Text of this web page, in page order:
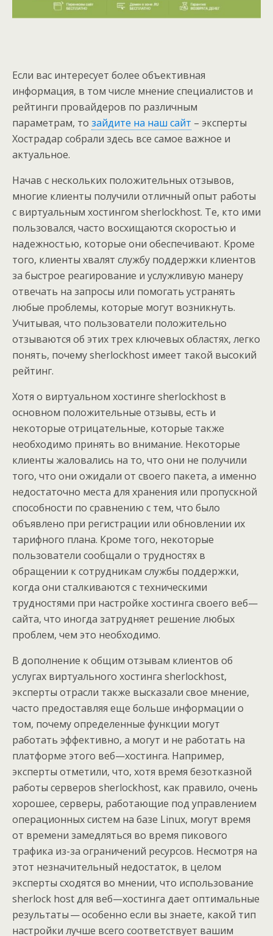
Если вас интересует более объективная
информация, в том числе мнение специалистов и
рейтинги провайдеров по различным
параметрам, то зайдите на наш сайт – эксперты
Хострадар собрали здесь все самое важное и
актуальное.
Начав с нескольких положительных отзывов,
многие клиенты получили отличный опыт работы
с виртуальным хостингом sherlockhost. Те, кто ими
пользовался, часто восхищаются скоростью и
надежностью, которые они обеспечивают. Кроме
того, клиенты хвалят службу поддержки клиентов
за быстрое реагирование и услужливую манеру
отвечать на запросы или помогать устранять
любые проблемы, которые могут возникнуть.
Учитывая, что пользователи положительно
отзываются об этих трех ключевых областях, легко
понять, почему sherlockhost имеет такой высокий
рейтинг.
Хотя о виртуальном хостинге sherlockhost в
основном положительные отзывы, есть и
некоторые отрицательные, которые также
необходимо принять во внимание. Некоторые
клиенты жаловались на то, что они не получили
того, что они ожидали от своего пакета, а именно
недостаточно места для хранения или пропускной
способности по сравнению с тем, что было
объявлено при регистрации или обновлении их
тарифного плана. Кроме того, некоторые
пользователи сообщали о трудностях в
обращении к сотрудникам службы поддержки,
когда они сталкиваются с техническими
трудностями при настройке хостинга своего веб—
сайта, что иногда затрудняет решение любых
проблем, чем это необходимо.
В дополнение к общим отзывам клиентов об
услугах виртуального хостинга sherlockhost,
эксперты отрасли также высказали свое мнение,
часто предоставляя еще больше информации о
том, почему определенные функции могут
работать эффективно, а могут и не работать на
платформе этого веб—хостинга. Например,
эксперты отметили, что, хотя время безотказной
работы серверов sherlockhost, как правило, очень
хорошее, серверы, работающие под управлением
операционных систем на базе Linux, могут время
от времени замедляться во время пикового
трафика из-за ограничений ресурсов. Несмотря на
этот незначительный недостаток, в целом
эксперты сходятся во мнении, что использование
sherlock host для веб—хостинга дает оптимальные
результаты — особенно если вы знаете, какой тип
настройки лучше всего соответствует вашим